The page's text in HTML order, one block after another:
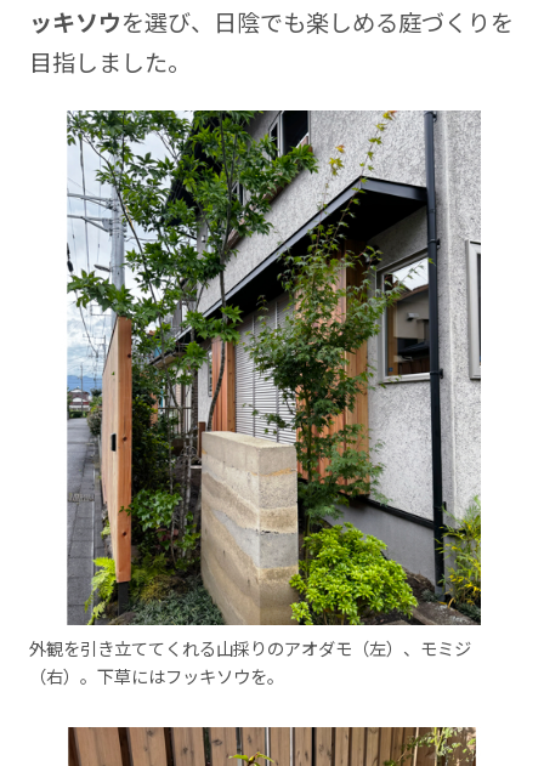
ッキソウを選び、日陰でも楽しめる庭づくりを
目指しました。
外観を引き立ててくれる山採りのアオダモ（左）、モミジ
（右）。下草にはフッキソウを。